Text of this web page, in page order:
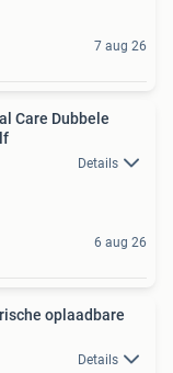
7 aug 26
Care Dubbele
Details
6 aug 26
oplaadbare
Details